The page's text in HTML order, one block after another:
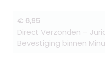
€ 6,95
Direct Verzonden –
Bevestiging binnen